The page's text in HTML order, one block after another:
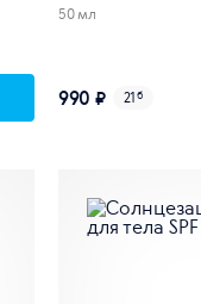
50 мл
990 ₽ 21б